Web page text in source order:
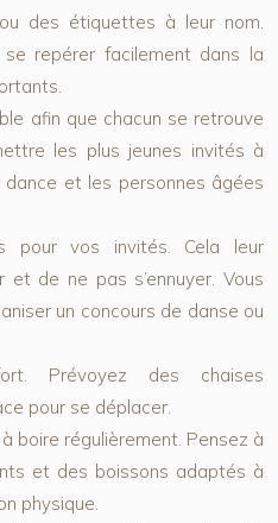
des étiquettes à leur nom.
repérer facilement dans la
afin que chacun se retrouve
les plus jeunes invités à
et les personnes âgées
pour vos invités. Cela leur
de ne pas s’ennuyer. Vous
un concours de danse ou
Prévoyez des chaises
pour se déplacer.
boire régulièrement. Pensez à
et des boissons adaptés à
physique.